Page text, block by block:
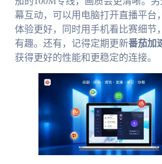
幕互动，可以用电脑打开直播平台
体验更好，同时用手机看比赛细节
有趣。还有，记得定期更新番茄加
获得更好的性能和更稳定的连接。